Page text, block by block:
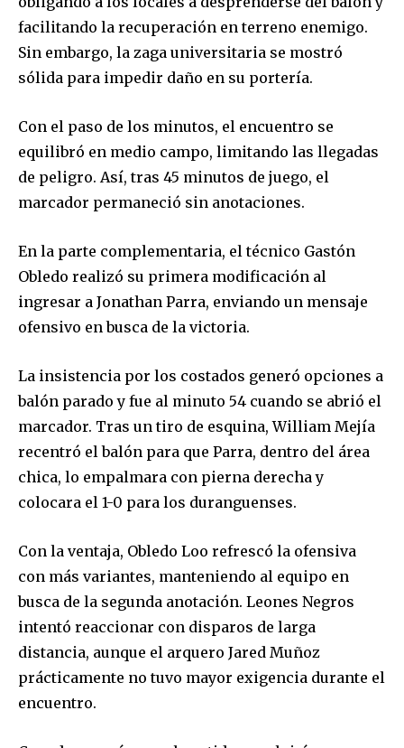
facilitando la recuperación en terreno enemigo.
Sin embargo, la zaga universitaria se mostró
sólida para impedir daño en su portería.
Con el paso de los minutos, el encuentro se
equilibró en medio campo, limitando las llegadas
de peligro. Así, tras 45 minutos de juego, el
marcador permaneció sin anotaciones.
En la parte complementaria, el técnico Gastón
Obledo realizó su primera modificación al
ingresar a Jonathan Parra, enviando un mensaje
ofensivo en busca de la victoria.
La insistencia por los costados generó opciones a
balón parado y fue al minuto 54 cuando se abrió el
marcador. Tras un tiro de esquina, William Mejía
recentró el balón para que Parra, dentro del área
chica, lo empalmara con pierna derecha y
colocara el 1-0 para los duranguenses.
Con la ventaja, Obledo Loo refrescó la ofensiva
con más variantes, manteniendo al equipo en
busca de la segunda anotación. Leones Negros
intentó reaccionar con disparos de larga
distancia, aunque el arquero Jared Muñoz
prácticamente no tuvo mayor exigencia durante el
encuentro.